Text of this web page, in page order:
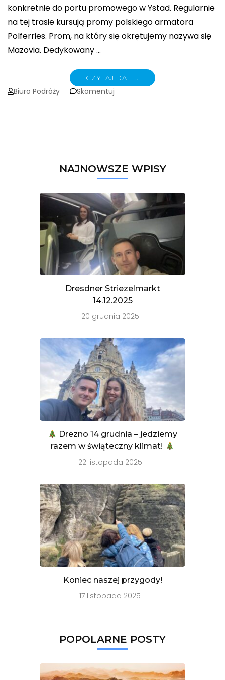
konkretnie do portu promowego w Ystad. Regularnie
na tej trasie kursują promy polskiego armatora
Polferries. Prom, na który się okrętujemy nazywa się
Mazovia. Dedykowany …
CZYTAJ DALEJ
Biuro Podróży Skomentuj
NAJNOWSZE WPISY
Dresdner Striezelmarkt
14.12.2025
20 grudnia 2025
Drezno 14 grudnia – jedziemy
razem w świąteczny klimat!
22 listopada 2025
Koniec naszej przygody!
17 listopada 2025
POPOLARNE POSTY